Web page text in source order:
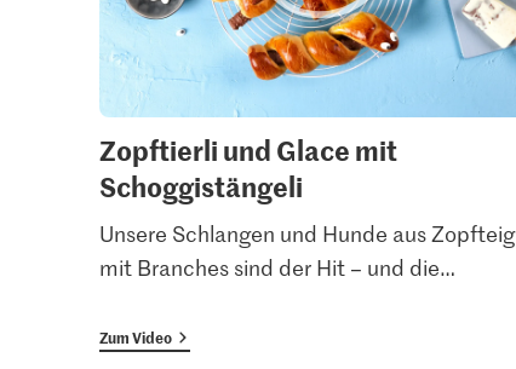
Zopftierli und Glace mit
Schoggistängeli
Unsere Schlangen und Hunde aus Zopfteig
mit Branches sind der Hit – und die…
Zum Video